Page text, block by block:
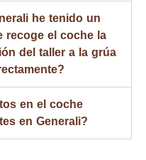
he tenido un
recoge el coche la
del taller a la grúa
en el coche
en Generali?